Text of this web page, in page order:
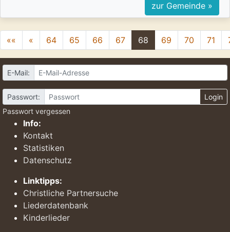
zur Gemeinde »
«« « 64 65 66 67 68 69 70 71
E-Mail:
Passwort:
Login
Passwort vergessen
Info:
Kontakt
Statistiken
Datenschutz
Linktipps:
Christliche Partnersuche
Liederdatenbank
Kinderlieder